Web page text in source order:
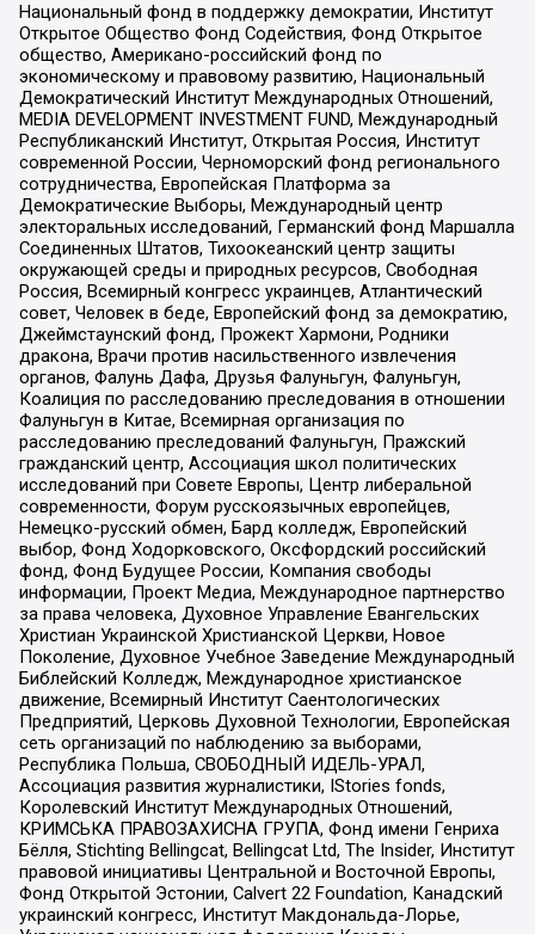
Национальный фонд в поддержку демократии, Институт
Открытое Общество Фонд Содействия, Фонд Открытое
общество, Американо-российский фонд по
экономическому и правовому развитию, Национальный
Демократический Институт Международных Отношений,
MEDIA DEVELOPMENT INVESTMENT FUND, Международный
Республиканский Институт, Открытая Россия, Институт
современной России, Черноморский фонд регионального
сотрудничества, Европейская Платформа за
Демократические Выборы, Международный центр
электоральных исследований, Германский фонд Маршалла
Соединенных Штатов, Тихоокеанский центр защиты
окружающей среды и природных ресурсов, Свободная
Россия, Всемирный конгресс украинцев, Атлантический
совет, Человек в беде, Европейский фонд за демократию,
Джеймстаунский фонд, Прожект Хармони, Родники
дракона, Врачи против насильственного извлечения
органов, Фалунь Дафа, Друзья Фалуньгун, Фалуньгун,
Коалиция по расследованию преследования в отношении
Фалуньгун в Китае, Всемирная организация по
расследованию преследований Фалуньгун, Пражский
гражданский центр, Ассоциация школ политических
исследований при Совете Европы, Центр либеральной
современности, Форум русскоязычных европейцев,
Немецко-русский обмен, Бард колледж, Европейский
выбор, Фонд Ходорковского, Оксфордский российский
фонд, Фонд Будущее России, Компания свободы
информации, Проект Медиа, Международное партнерство
за права человека, Духовное Управление Евангельских
Христиан Украинской Христианской Церкви, Новое
Поколение, Духовное Учебное Заведение Международный
Библейский Колледж, Международное христианское
движение, Всемирный Институт Саентологических
Предприятий, Церковь Духовной Технологии, Европейская
сеть организаций по наблюдению за выборами,
Республика Польша, СВОБОДНЫЙ ИДЕЛЬ-УРАЛ,
Ассоциация развития журналистики, IStories fonds,
Королевский Институт Международных Отношений,
КРИМСЬКА ПРАВОЗАХИСНА ГРУПА, Фонд имени Генриха
Бёлля, Stichting Bellingcat, Bellingcat Ltd, The Insider, Институт
правовой инициативы Центральной и Восточной Европы,
Фонд Открытой Эстонии, Calvert 22 Foundation, Канадский
украинский конгресс, Институт Макдональда-Лорье,